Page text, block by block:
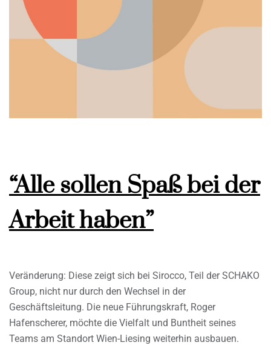
“Alle sollen Spaß bei der
Arbeit haben”
Veränderung: Diese zeigt sich bei Sirocco, Teil der SCHAKO
Group, nicht nur durch den Wechsel in der
Geschäftsleitung. Die neue Führungskraft, Roger
Hafenscherer, möchte die Vielfalt und Buntheit seines
Teams am Standort Wien-Liesing weiterhin ausbauen.